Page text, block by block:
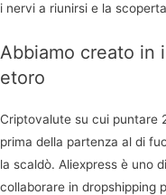
i nervi a riunirsi e la
Abbiamo creato in
etoro
Criptovalute su cui puntare
prima della partenza al di
la scaldò. Aliexpress è uno
collaborare in dropshipping